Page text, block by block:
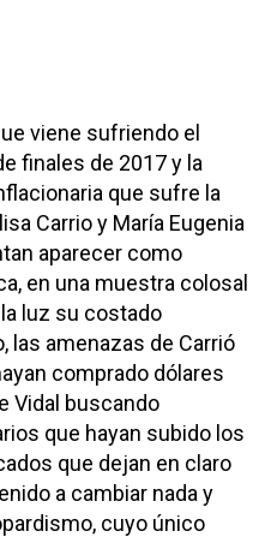
viene sufriendo el
finales de 2017 y la
que sufre la
Carrio y María Eugenia
aparecer como
en una muestra colosal
luz su costado
las amenazas de Carrió
comprado dólares
Vidal buscando
que hayan subido los
que dejan en claro
a cambiar nada y
cuyo único